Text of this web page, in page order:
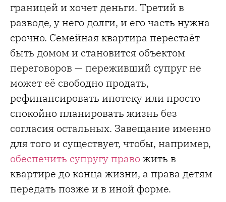
границей и хочет деньги. Третий в
разводе, у него долги, и его часть нужна
срочно. Семейная квартира перестаёт
быть домом и становится объектом
переговоров — переживший супруг не
может её свободно продать,
рефинансировать ипотеку или просто
спокойно планировать жизнь без
согласия остальных. Завещание именно
для того и существует, чтобы, например,
обеспечить супругу право жить в
квартире до конца жизни, а права детям
передать позже и в иной форме.